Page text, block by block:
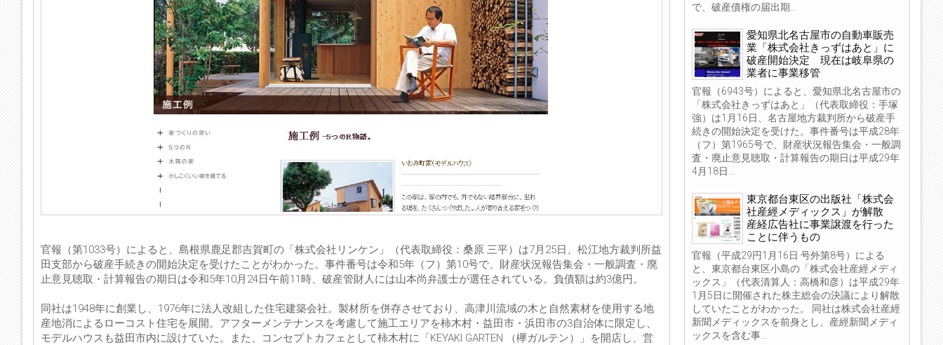
官報（第1033号）によると、島根県鹿足郡吉賀町の「株式会社リンケン」（代表取締役：桑原 三平）は7月25日、松江地方裁判所益
田支部から破産手続きの開始決定を受けたことがわかった。事件番号は令和5年（フ）第10号で、財産状況報告集会・一般調査・廃
止意見聴取・計算報告の期日は令和5年10月24日午前11時、破産管財人には山本尚弁護士が選任されている。負債額は約3億円。
同社は1948年に創業し、1976年に法人改組した住宅建築会社。製材所を併存させており、高津川流域の木と自然素材を使用する地
産地消によるローコスト住宅を展開。アフターメンテナンスを考慮して施工エリアを柿木村・益田市・浜田市の3自治体に限定し、
モデルハウスも益田市内に設けていた。また、コンセプトカフェとして柿木村に「KEYAKI GARTEN （欅ガルテン）」を開店し、営
で、破産債権の届出期...
愛知県北名古屋市の自動車販売
業「株式会社きっずはあと」に
破産開始決定 現在は岐阜県の
業者に事業移管
官報（6943号）によると、愛知県北名古屋市の
「株式会社きっずはあと」（代表取締役：手塚
強）は1月16日、名古屋地方裁判所から破産手
続きの開始決定を受けた。事件番号は平成28年
（フ）第1965号で、財産状況報告集会・一般調
査・廃止意見聴取・計算報告の期日は平成29年
4月18日...
東京都台東区の出版社「株式会
社産經メディックス」が解散
産経広告社に事業譲渡を行った
ことに伴うもの
官報（平成29円1月16日 号外第8号）による
と、東京都台東区小島の「株式会社産經メディ
ックス」（代表清算人：高橋和彦）は平成29年
1月5日に開催された株主総会の決議により解散
していたことがわかった。 同社は株式会社産經
新聞メディックスを前身とし、産經新聞メディ
ックスを含む事...